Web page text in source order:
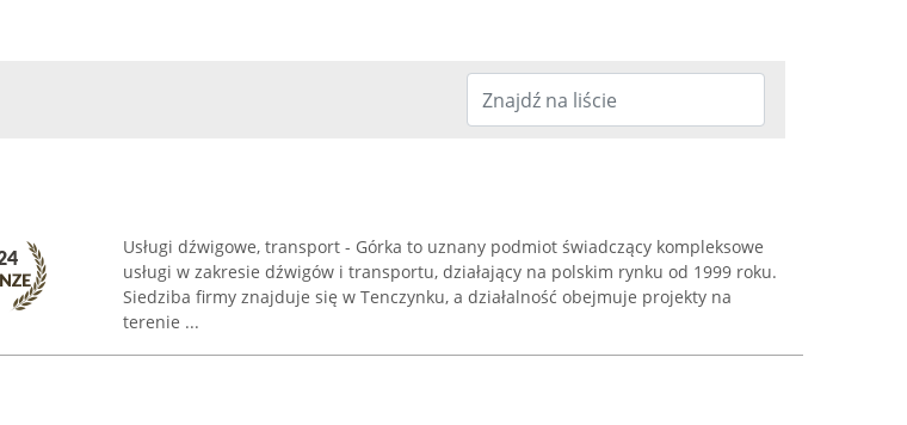
Usługi dźwigowe, transport - Górka to uznany podmiot świadczący kompleksowe
usługi w zakresie dźwigów i transportu, działający na polskim rynku od 1999 roku.
Siedziba firmy znajduje się w Tenczynku, a działalność obejmuje projekty na
terenie ...